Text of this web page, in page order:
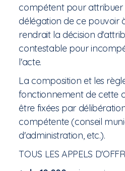
compétent pour attribuer
délégation de ce pouvoir
rendrait la décision
contestable pour
l'acte.
La composition et les
fonctionnement de cette
être fixées par
compétente (conseil
d'administration, etc.).
TOUS LES APPELS